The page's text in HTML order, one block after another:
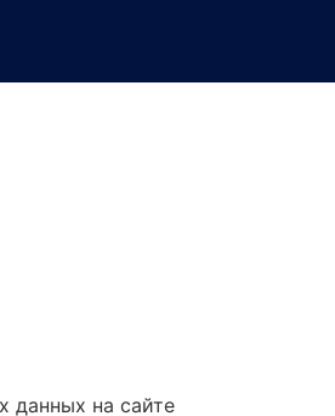
данных на сайте